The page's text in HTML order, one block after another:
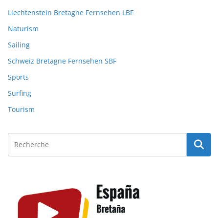
Liechtenstein Bretagne Fernsehen LBF
Naturism
Sailing
Schweiz Bretagne Fernsehen SBF
Sports
Surfing
Tourism